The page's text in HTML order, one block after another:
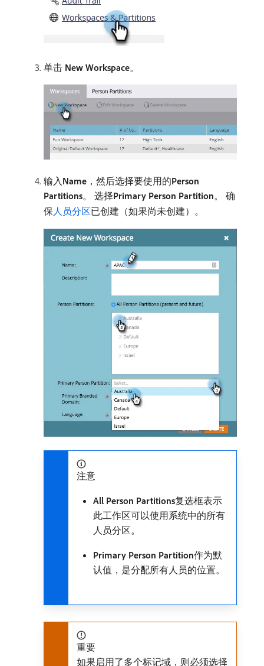
单击 New Workspace。
输入​Name ，然后选择要使用的​Person
Partitions。 选择​Primary Person Partition。 确
保人员分区已创建（如果尚未创建）。
注意
All Person Partitions​复选框表示
此工作区可以使用系统中的所有
人员分区。
Primary Person Partition​作为默
认值，是分配所有人员的位置。
重要
如果启用了多个标记域，则必须选择